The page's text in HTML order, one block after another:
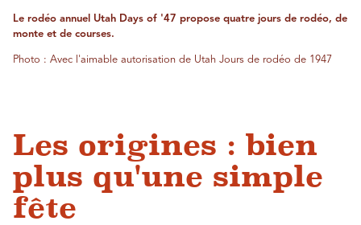
Le rodéo annuel Utah Days of '47 propose quatre jours de rodéo, de
monte et de courses.
Photo : Avec l'aimable autorisation de Utah Jours de rodéo de 1947
Les origines : bien
plus qu'une simple
fête